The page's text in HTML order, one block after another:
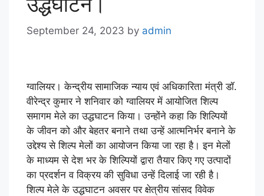
September 24, 2023 by admin
ग्वालियर। केन्द्रीय सामाजिक न्याय एवं अधिकारिता मंत्री डॉ.
वीरेन्द्र कुमार ने शनिवार को ग्वालियर में आयोजित शिल्प
समागम मेले का उद्धघाटन किया। उन्होंने कहा कि शिल्पियों
के जीवन को और बेहतर बनाने तथा उन्हें आत्मनिर्भर बनाने के
उद्देश्य से शिल्प मेलों का आयोजन किया जा रहा है। इन मेलों
के माध्यम से देश भर के शिल्पियों द्वारा तैयार किए गए उत्पादों
का प्रदर्शन व विक्रय की सुविधा उन्हें दिलाई जा रही है।
शिल्प मेले के उद्धघाटन अवसर पर क्षेत्रीय सांसद विवेक